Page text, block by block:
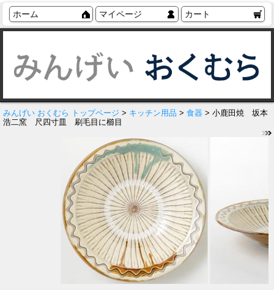
ホーム マイページ カート
みんげい おくむら トップページ > キッチン用品 > 食器 > 小鹿田焼 坂本
浩二窯 尺四寸皿 刷毛目に櫛目